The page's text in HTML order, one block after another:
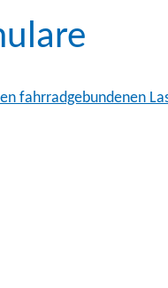
fahrradgebundenen